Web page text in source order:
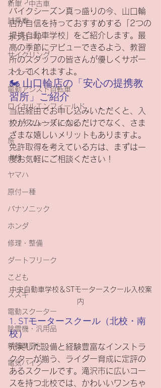
新車・中古車
試乗車
オフロード
サイクリング
スクール
電動アシスト自転車
ロイヤルエンフィールド
ブリヂストンサイクル
旅
点検
ヤマハ
原付一種
パナソニック
ホンダ
修理・整備
ダートフリーク
こども
スズキ
電動スクーター
除雪機・汎用品
新基準原付
電気バイク
バイクシーズン真っ盛りの今、山口輪
店が自信を持っておすすめする「2つの
提携自動車学校」をご紹介します。最
高の季節にデビューできるよう、教習
所のスタッフの皆さんが優しくサポー
トしてくれますよ。
🏍️ 山口輪店の「安心の提携教
習所」ご紹介
当店経由でお申し込みいただくと、入
校がスムーズになるだけでなく、さま
ざまな嬉しいメリットもありますよ。
免許取得を考えている方は、まずは一
度お気軽にご相談ください！
中央自動車学校＆STモータースクール入校案
内
1. STモータースクール（北校・南
校）
充実した設備と経験豊富なインストラ
クターが揃う、ライダー育成に定評の
あるスクールです。滝沢市に広いコー
スを持つ北校では、かわいいワンちゃ